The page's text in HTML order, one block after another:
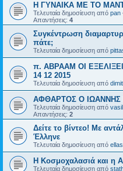
Η ΓΥΝΑΙΚΑ ΜΕ ΤΟ
Τελευταία δημοσίευση από pan
Απαντήσεις: 4
Συγκέντρωση
πάτε;
Τελευταία δημοσίευση από
π. ΑΒΡΑΑΜ ΟΙ
14 12 2015
Τελευταία δημοσίευση από
ΑΦΘΑΡΤΟΣ Ο ΙΩΑΝΝΗΣ
Τελευταία δημοσίευση από
Απαντήσεις: 2
Δείτε το βίντεο! Με
Έλληνε
Τελευταία δημοσίευση από ellas
Η Κοσμοχαλασιά και η
Τελευταία δημοσίευση από